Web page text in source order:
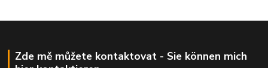
Zde mě můžete kontaktovat - Sie können mich